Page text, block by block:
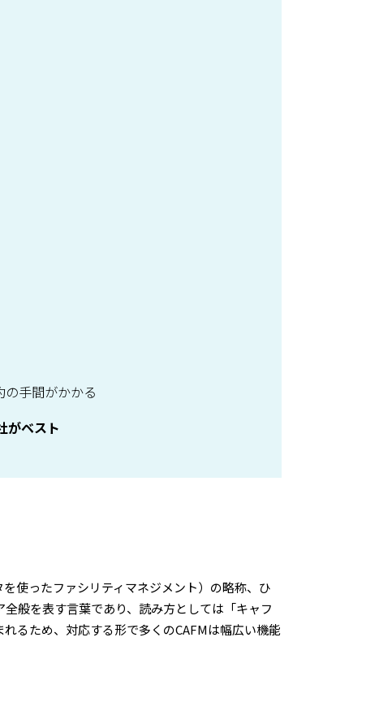
手間がかかる
がベスト
使ったファシリティマネジメント）の略称、ひ
般を表す言葉であり、読み方としては「キャフ
るため、対応する形で多くのCAFMは幅広い機能